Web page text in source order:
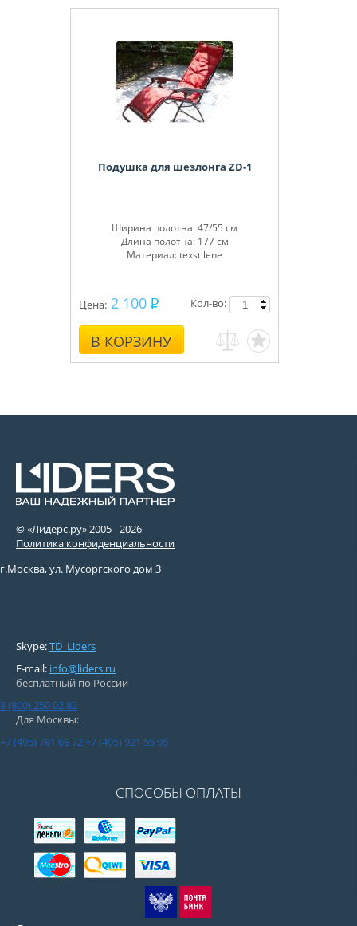
Подушка для шезлонга ZD-1
Ширина полотна: 47/55 см
Длина полотна: 177 см
Материал: texstilene
Цена: 2 100
В КОРЗИНУ
Кол-во:
© «Лидерс.ру» 2005 -2026
Политика конфиденциальности
г.Москва, ул. Мусоргского дом 3
Skype:TD_Liders
E-mail: info@liders.ru
бесплатный по России
8 (800) 250 02 82
Для Москвы:
+7 (495) 781 68 72+7 (495) 921 55 95
СПОСОБЫ ОПЛАТЫ